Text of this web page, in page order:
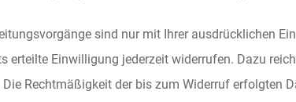
sind nur mit Ihrer ausdrücklichen
erteilte Einwilligung jederzeit widerrufen. Dazu
Die Rechtmäßigkeit der bis zum Widerruf erfolgten